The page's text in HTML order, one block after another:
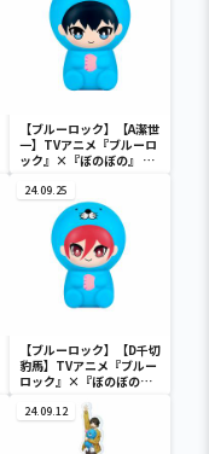
【ブルーロック】【A潔世
一】TVアニメ『ブルーロ
ック』×『ぼのぼの』 ぷ
24.09.25
【ブルーロック】【D千切
豹馬】TVアニメ『ブルー
ロック』×『ぼのぼの』
ア
24.09.12